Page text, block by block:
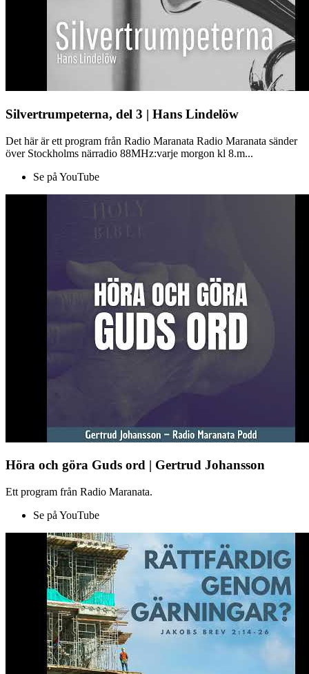
Silvertrumpeterna, del 3 | Hans Lindelöw
Det här är ett program från Radio Maranata Radio Maranata sänder
över Stockholms närradio 88MHz:varje morgon kl 8.m...
Se på YouTube
Höra och göra Guds ord | Gertrud Johansson
Ett program från Radio Maranata.
Se på YouTube